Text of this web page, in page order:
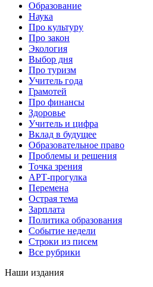
Образование
Наука
Про культуру
Про закон
Экология
Выбор дня
Про туризм
Учитель года
Грамотей
Про финансы
Здоровье
Учитель и цифра
Вклад в будущее
Образовательное право
Проблемы и решения
Точка зрения
АРТ-прогулка
Перемена
Острая тема
Зарплата
Политика образования
Событие недели
Строки из писем
Все рубрики
Наши издания